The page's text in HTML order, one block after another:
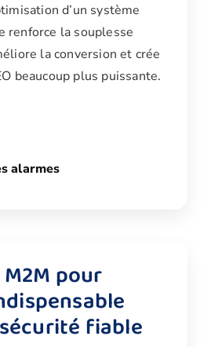
d’un système
renforce la souplesse
la conversion et crée
beaucoup plus puissante.
alarmes
pour
fiable